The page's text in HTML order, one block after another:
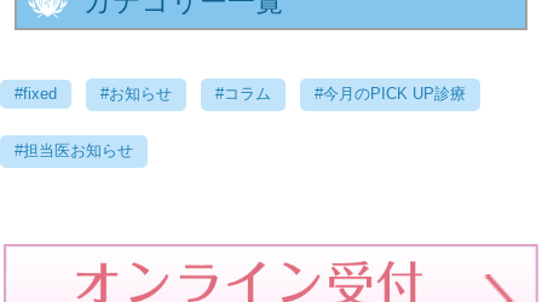
#fixed #お知らせ #コラム #今月のPICK UP診療
#担当医お知らせ